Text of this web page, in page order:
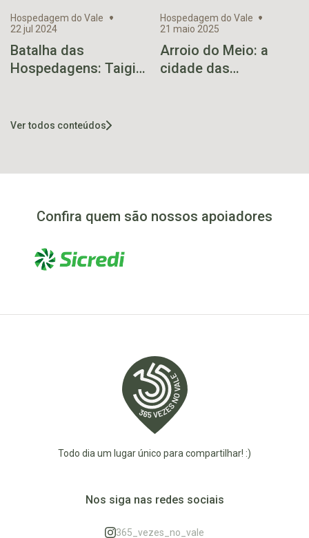
Hospedagem do Vale
22 jul 2024
Batalha das
Hospedagens: Taigi
segunda rodada
Hospedagem do Vale
21 maio 2025
Arroio do Meio: a
cidade das
Ver todos conteúdos
Confira quem são nossos apoiadores
Todo dia um lugar único para compartilhar! :)
Nos siga nas redes sociais
365_vezes_no_vale